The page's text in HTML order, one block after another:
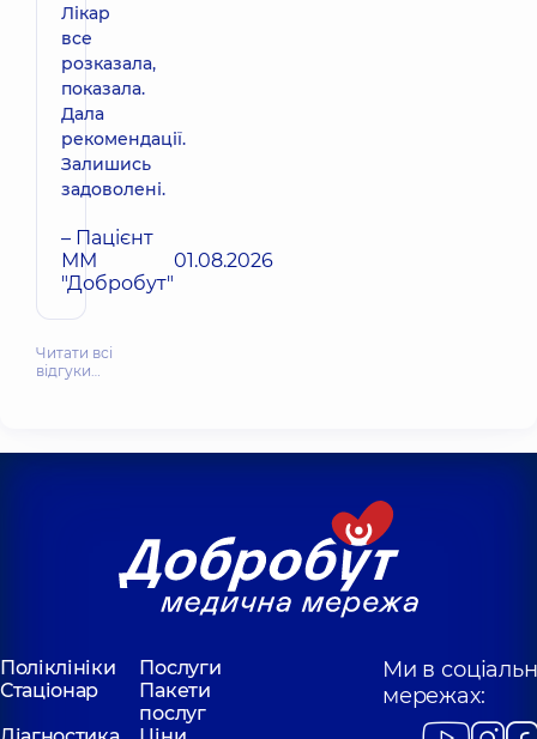
Лікар
все
розказала,
показала.
Дала
рекомендації.
Залишись
задоволені.
– Пацієнт
ММ
"Добробут"
01.08.2026
Читати всі
відгуки…
Поліклініки
Послуги
Стаціонар
Пакети
послуг
Ми в
мережах: